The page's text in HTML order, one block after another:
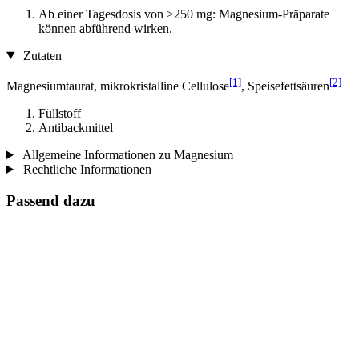
Ab einer Tagesdosis von >250 mg: Magnesium-Präparate
können abführend wirken.
Zutaten
Magnesiumtaurat, mikrokristalline Cellulose[1], Speisefettsäuren[2]
Füllstoff
Antibackmittel
Allgemeine Informationen zu Magnesium
Rechtliche Informationen
Passend dazu